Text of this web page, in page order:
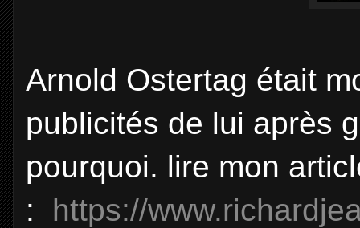
Arnold Ostertag était
publicités de lui après
pourquoi. lire mon
:
https://